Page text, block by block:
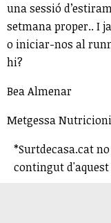
una sessió
setmana proper.. I
o iniciar-nos al
hi?
Bea Almenar
Metgessa
*Surtdecasa.cat
contingut